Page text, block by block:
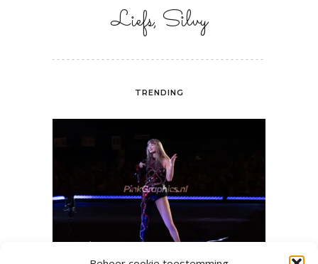
Liefs, Silvy
TRENDING